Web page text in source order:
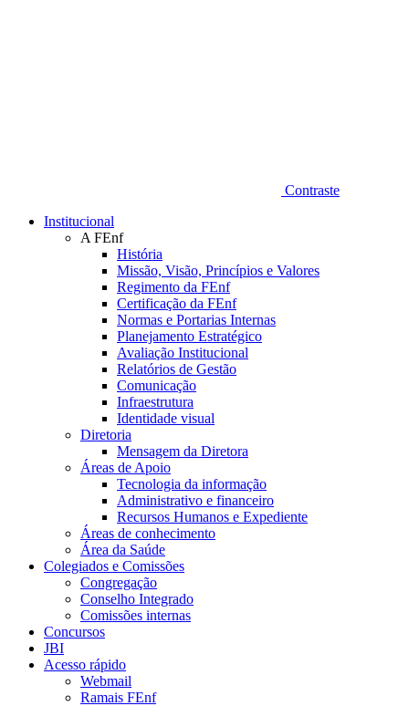
Contraste
Institucional
A FEnf
História
Missão, Visão, Princípios e Valores
Regimento da FEnf
Certificação da FEnf
Normas e Portarias Internas
Planejamento Estratégico
Avaliação Institucional
Relatórios de Gestão
Comunicação
Infraestrutura
Identidade visual
Diretoria
Mensagem da Diretora
Áreas de Apoio
Tecnologia da informação
Administrativo e financeiro
Recursos Humanos e Expediente
Áreas de conhecimento
Área da Saúde
Colegiados e Comissões
Congregação
Conselho Integrado
Comissões internas
Concursos
JBI
Acesso rápido
Webmail
Ramais FEnf